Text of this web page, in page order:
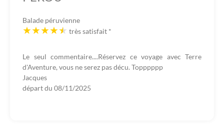
Balade péruvienne
très satisfait *
Le seul commentaire....Réservez ce voyage avec Terre
d'Aventure, vous ne serez pas décu. Topppppp
Jacques
départ du 08/11/2025